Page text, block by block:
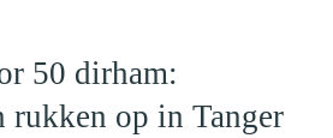
50 dirham:
rukken op in Tanger